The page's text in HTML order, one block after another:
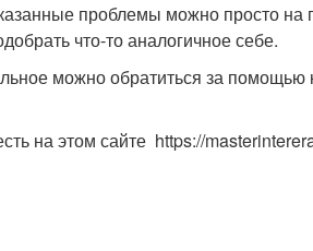
проблемы можно просто на
что-то аналогичное себе.
можно обратиться за
на этом сайте https://